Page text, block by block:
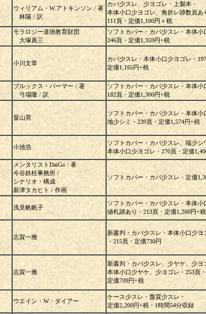
ウィリアム・W.アトキンソン / 著
林陽 / 訳
カバ少スレ、少ヨゴレ・上製本・
本体小口少ヨゴレ、角折レ跡数頁あ
111頁・定価1,100円＋税
モラロジー道徳教育財団
大塚真三
ソフトカバー・カバ少スレ・本体小
246頁・定価1,359円+税
小川文章
カバ少スレ・本体小口少ヨゴレ・197
定価1,165円+税
ブルックス・パーマー / 著
弓場隆 / 訳
ソフトカバー・カバ少スレ・本体小
182頁・定価1,300円+税
畠山晃
ソフトカバー・カバ少スレ・本体小
地少シミ・239頁・定価1,574円+税
小池浩
ソフトカバー・カバ少スレ、端少シ
本体小口少ヨゴレ・270頁・定価
メンタリストDaiGo / 著
今谷鉄柱事務所 /
シナリオ・構成
新津タカヒト / 作画
ソフトカバー・カバ少スレ・定価
浅見帆帆子
ソフトカバー・カバ少スレ・本体小
値札跡あり・213頁・定価1,200円+税
志賀一雅
新書判・カバ少スレ・本体小口少ヨ
・215頁・定価730円
志賀一雅
新書判・カバ少スレ、少ヤケ、少ヨ
本体小口少ヤケ、少ヨゴレ・253頁・
定価709円+税
ウエイン・W・ダイアー
ケース少スレ・盤質少スレ・
定価2,200円+税・1時間54分収録